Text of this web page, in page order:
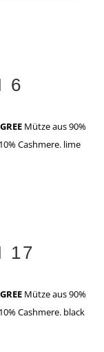
6
Mütze aus 90%
Cashmere. lime
17
Mütze aus 90%
Cashmere. black